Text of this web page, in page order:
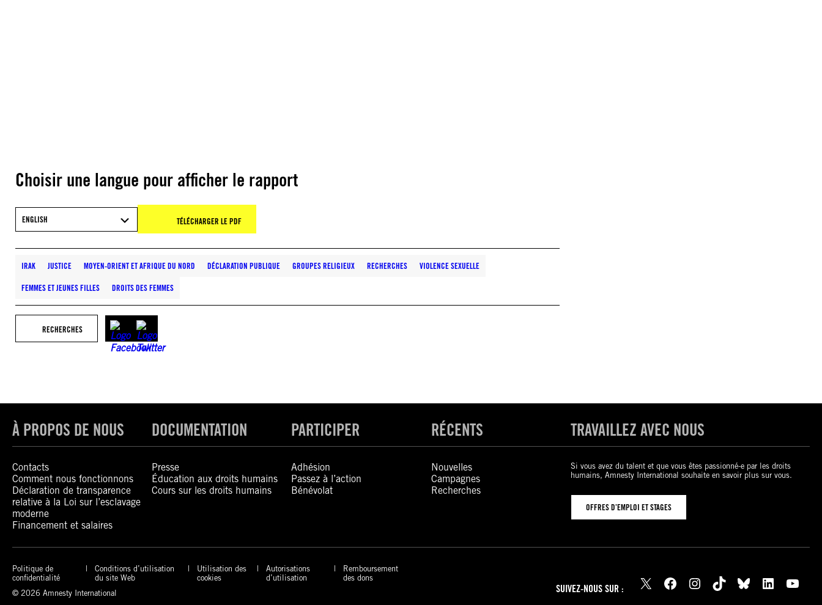
Choisir une langue pour afficher le rapport
ENGLISH TÉLÉCHARGER LE PDF
IRAK JUSTICE MOYEN-ORIENT ET AFRIQUE DU NORD DÉCLARATION PUBLIQUE GROUPES RELIGIEUX RECHERCHES VIOLENCE SEXUELLE
FEMMES ET JEUNES FILLES DROITS DES FEMMES
RECHERCHES
À PROPOS DE NOUS
Contacts
Comment nous fonctionnons
Déclaration de transparence
relative à la Loi sur l’esclavage
moderne
Financement et salaires
DOCUMENTATION
Presse
Éducation aux droits humains
Cours sur les droits humains
PARTICIPER
Adhésion
Passez à l’action
Bénévolat
RÉCENTS
Nouvelles
Campagnes
Recherches
TRAVAILLEZ AVEC NOUS
Si vous avez du talent et que vous êtes passionné-e par les droits
humains, Amnesty International souhaite en savoir plus sur vous.
OFFRES D’EMPLOI ET STAGES
Politique de
confidentialité
Conditions d’utilisation
du site Web
Utilisation des
cookies
Autorisations
d’utilisation
Remboursement
des dons
© 2026 Amnesty International
SUIVEZ-NOUS SUR : X Facebook Instagram TikTok Bluesky LinkedIn YouTube